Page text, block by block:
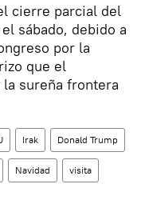
cierre parcial del
sábado, debido a
por la
que el
sureña frontera
Irak Donald Trump
Navidad visita